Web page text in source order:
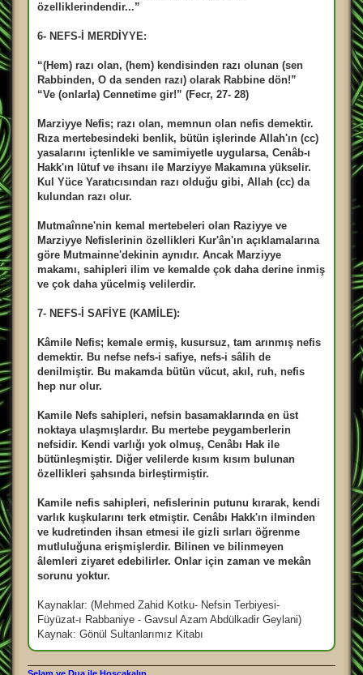
özelliklerindendir...”
6- NEFS-İ MERDİYYE:
“(Hem) razı olan, (hem) kendisinden razı olunan (sen
Rabbinden, O da senden razı) olarak Rabbine dön!”
“Ve (onlarla) Cennetime gir!” (Fecr, 27- 28)
Marziyye Nefis; razı olan, memnun olan nefis demektir.
Rıza mertebesindeki benlik, bütün işlerinde Allah'ın (cc)
yasalarını içtenlikle ve samimiyetle uygularsa, Cenâb-ı
Hakk'ın lütuf ve ihsanı ile Marziyye Makamına yükselir.
Kul Yüce Yaratıcısından razı olduğu gibi, Allah (cc) da
kulundan razı olur.
Mutmaînne'nin kemal mertebeleri olan Raziyye ve
Marziyye Nefislerinin özellikleri Kur'ân'ın açıklamalarına
göre Mutmainne'dekinin aynıdır. Ancak Marziyye
makamı, sahipleri ilim ve kemalde çok daha derine inmiş
ve çok daha yücelmiş velilerdir.
7- NEFS-İ SAFİYE (KAMİLE):
Kâmile Nefis; kemale ermiş, kusursuz, tam arınmış nefis
demektir. Bu nefse nefs-i safiye, nefs-i sâlih de
denilmiştir. Bu makamda bütün vücut, akıl, ruh, nefis
hep nur olur.
Kamile Nefs sahipleri, nefsin basamaklarında en üst
noktaya ulaşmışlardır. Bu mertebe peygamberlerin
nefsidir. Kendi varlığı yok olmuş, Cenâbı Hak ile
bütünleşmiştir. Diğer velilerde kısım kısım bulunan
özellikleri şahsında birleştirmiştir.
Kamile nefis sahipleri, nefislerinin putunu kırarak, kendi
varlık kuşkularını terk etmiştir. Cenâbı Hakk'ın ilminden
ve kudretinden ihsan etmesi ile gizli sırları öğrenme
mutluluğuna erişmişlerdir. Bilinen ve bilinmeyen
âlemleri ziyaret edebilirler. Onlar için zaman ve mekân
sorunu yoktur.
Kaynaklar: (Mehmed Zahid Kotku- Nefsin Terbiyesi-
Füyüzat-ı Rabbaniye - Gavsul Azam Abdülkadir Geylani)
Kaynak: Gönül Sultanlarımız Kitabı